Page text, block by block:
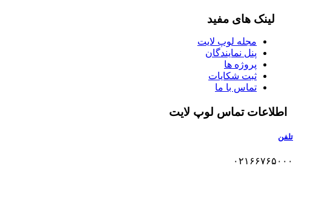
لینک های مفید
مجله لوپ لایت
پنل نمایندگان
پروژه ها
ثبت شکایات
تماس با ما
اطلاعات تماس لوپ لایت
تلفن
۰۲۱۶۶۷۶۵۰۰۰